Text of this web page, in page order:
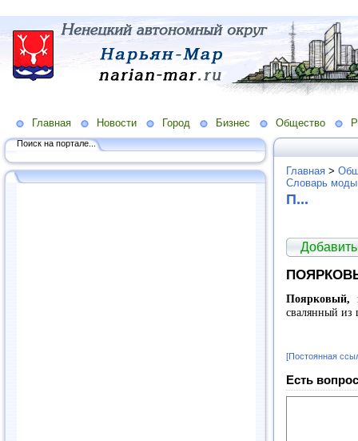
Главная Новости Город Бизнес Общество
Поиск на портале...
Главная >
Словарь
П...
Поярковый,
свалянный из
[Постоянная
Есть